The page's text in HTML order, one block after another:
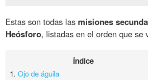
Estas son todas las misiones
Heósforo, listadas en el orden que se
Índice
1.Ojo de águila